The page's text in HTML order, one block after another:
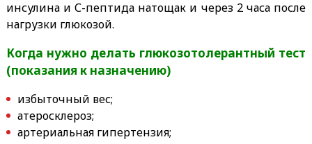
инсулина и С-пептида натощак и через 2 часа после
нагрузки глюкозой.
Когда нужно делать глюкозотолерантный тест
(показания к назначению)
избыточный вес;
атеросклероз;
артериальная гипертензия;